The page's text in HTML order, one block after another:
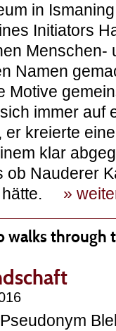
in
Initiators
Menschen-
Namen
Motive
immer auf
kreierte
klar
ob Nauderer
hätte. »
walks through